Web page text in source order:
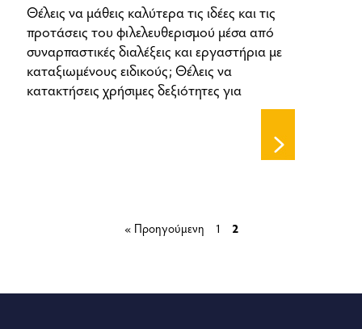
Θέλεις να μάθεις καλύτερα τις ιδέες και τις
προτάσεις του φιλελευθερισμού μέσα από
συναρπαστικές διαλέξεις και εργαστήρια με
καταξιωμένους ειδικούς; Θέλεις να
κατακτήσεις χρήσιμες δεξιότητες για
« Προηγούμενη 1 2